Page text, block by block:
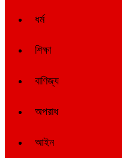
ধর্ম
শিক্ষা
বাণিজ্য
অপরাধ
আইন